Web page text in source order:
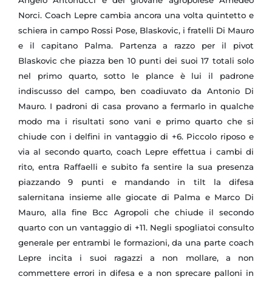
Norci. Coach Lepre cambia ancora una volta quintetto e
schiera in campo Rossi Pose, Blaskovic, i fratelli Di Mauro
e il capitano Palma. Partenza a razzo per il pivot
Blaskovic che piazza ben 10 punti dei suoi 17 totali solo
nel primo quarto, sotto le plance è lui il padrone
indiscusso del campo, ben coadiuvato da Antonio Di
Mauro. I padroni di casa provano a fermarlo in qualche
modo ma i risultati sono vani e primo quarto che si
chiude con i delfini in vantaggio di +6. Piccolo riposo e
via al secondo quarto, coach Lepre effettua i cambi di
rito, entra Raffaelli e subito fa sentire la sua presenza
piazzando 9 punti e mandando in tilt la difesa
salernitana insieme alle giocate di Palma e Marco Di
Mauro, alla fine Bcc Agropoli che chiude il secondo
quarto con un vantaggio di +11. Negli spogliatoi consulto
generale per entrambi le formazioni, da una parte coach
Lepre incita i suoi ragazzi a non mollare, a non
commettere errori in difesa e a non sprecare palloni in